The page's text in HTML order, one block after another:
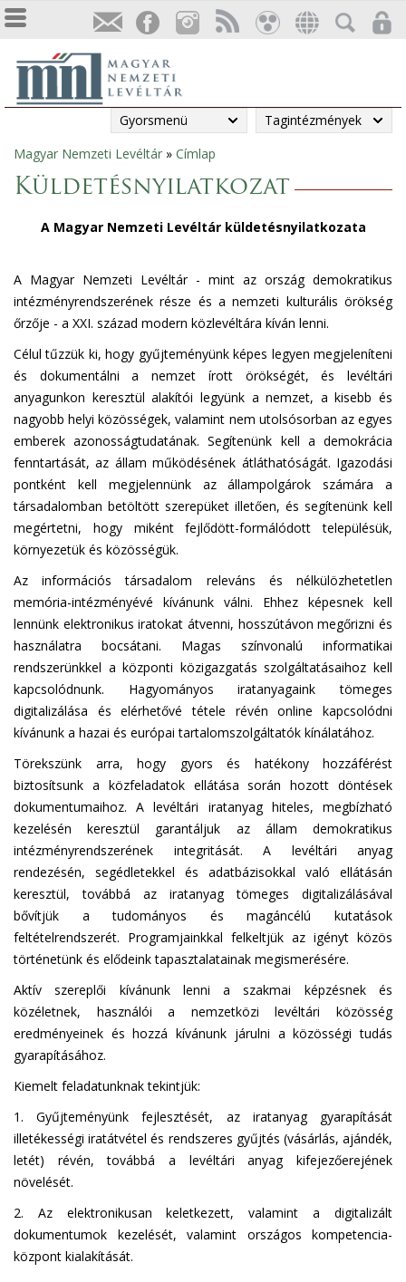
Gyorsmenü Tagintézmények
Jelenlegi
hely
Magyar Nemzeti Levéltár » Címlap
Küldetésnyilatkozat
A Magyar Nemzeti Levéltár küldetésnyilatkozata
A Magyar Nemzeti Levéltár - mint az ország demokratikus
intézményrendszerének része és a nemzeti kulturális örökség
őrzője - a XXI. század modern közlevéltára kíván lenni.
Célul tűzzük ki, hogy gyűjteményünk képes legyen megjeleníteni
és dokumentálni a nemzet írott örökségét, és levéltári
anyagunkon keresztül alakítói legyünk a nemzet, a kisebb és
nagyobb helyi közösségek, valamint nem utolsósorban az egyes
emberek azonosságtudatának. Segítenünk kell a demokrácia
fenntartását, az állam működésének átláthatóságát. Igazodási
pontként kell megjelennünk az állampolgárok számára a
társadalomban betöltött szerepüket illetően, és segítenünk kell
megértetni, hogy miként fejlődött-formálódott településük,
környezetük és közösségük.
Az információs társadalom releváns és nélkülözhetetlen
memória-intézményévé kívánunk válni. Ehhez képesnek kell
lennünk elektronikus iratokat átvenni, hosszútávon megőrizni és
használatra bocsátani. Magas színvonalú informatikai
rendszerünkkel a központi közigazgatás szolgáltatásaihoz kell
kapcsolódnunk. Hagyományos iratanyagaink tömeges
digitalizálása és elérhetővé tétele révén online kapcsolódni
kívánunk a hazai és európai tartalomszolgáltatók kínálatához.
Törekszünk arra, hogy gyors és hatékony hozzáférést
biztosítsunk a közfeladatok ellátása során hozott döntések
dokumentumaihoz. A levéltári iratanyag hiteles, megbízható
kezelésén keresztül garantáljuk az állam demokratikus
intézményrendszerének integritását. A levéltári anyag
rendezésén, segédletekkel és adatbázisokkal való ellátásán
keresztül, továbbá az iratanyag tömeges digitalizálásával
bővítjük a tudományos és magáncélú kutatások
feltételrendszerét. Programjainkkal felkeltjük az igényt közös
történetünk és elődeink tapasztalatainak megismerésére.
Aktív szereplői kívánunk lenni a szakmai képzésnek és
közéletnek, használói a nemzetközi levéltári közösség
eredményeinek és hozzá kívánunk járulni a közösségi tudás
gyarapításához.
Kiemelt feladatunknak tekintjük:
1. Gyűjteményünk fejlesztését, az iratanyag gyarapítását
illetékességi iratátvétel és rendszeres gyűjtés (vásárlás, ajándék,
letét) révén, továbbá a levéltári anyag kifejezőerejének
növelését.
2. Az elektronikusan keletkezett, valamint a digitalizált
dokumentumok kezelését, valamint országos kompetencia-
központ kialakítását.